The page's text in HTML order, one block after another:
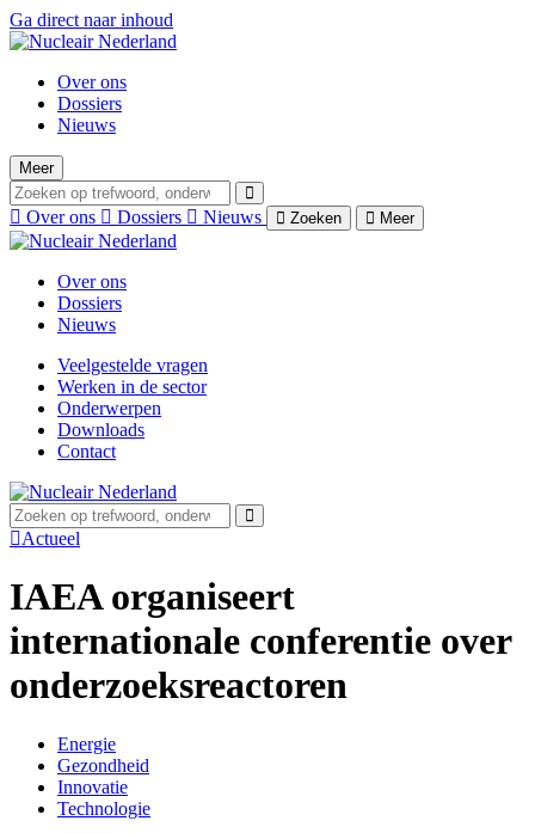
Ga direct naar inhoud
Over ons
Dossiers
Nieuws
Meer
Over ons Dossiers Nieuws Zoeken Meer
Over ons
Dossiers
Nieuws
Veelgestelde vragen
Werken in de sector
Onderwerpen
Downloads
Contact
Actueel
IAEA organiseert
internationale conferentie over
onderzoeksreactoren
Energie
Gezondheid
Innovatie
Technologie